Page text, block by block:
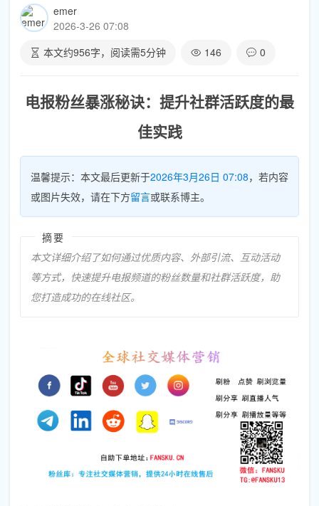
emer
2026-3-26 07:08
本文约956字，阅读需5分钟 146 0
电报粉丝暴涨秘诀：提升社群活跃度的最
佳实践
温馨提示：本文最后更新于2026年3月26日 07:08，若内容
或图片失效，请在下方留言或联系博主。
摘要
本文详细介绍了如何通过优质内容、外部引流、互动活动
等方式，快速提升电报频道的粉丝数量和社群活跃度，助
您打造成功的在线社区。